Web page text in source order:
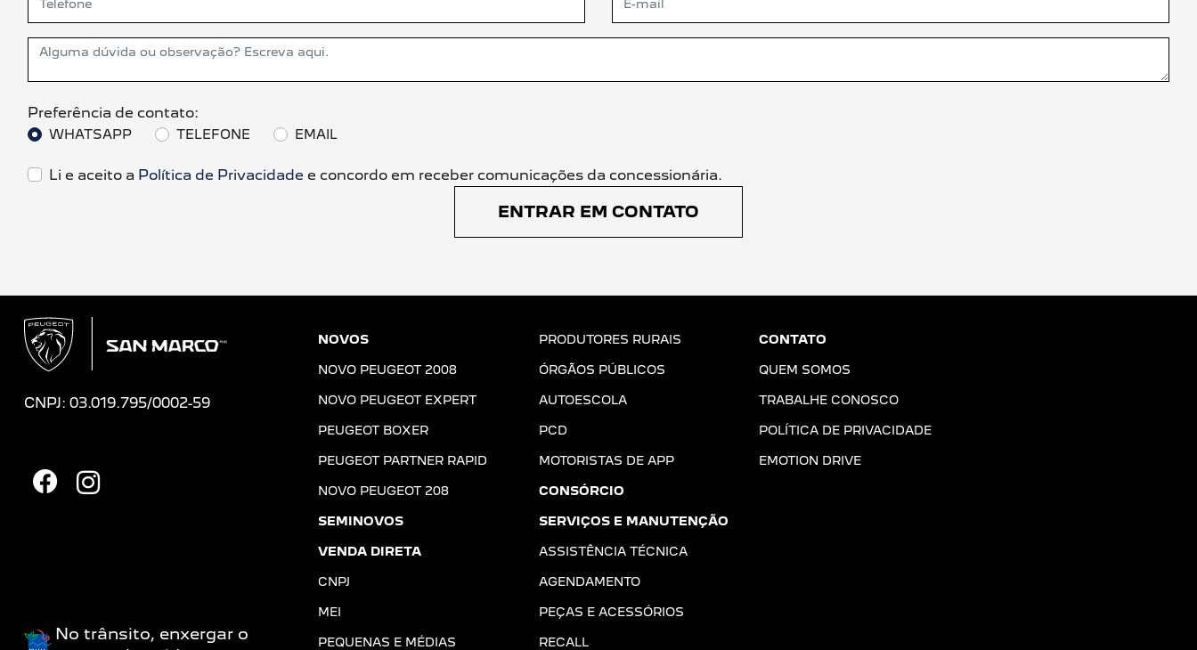
Preferência de contato:
WHATSAPP TELEFONE EMAIL
Li e aceito a Política de Privacidade e concordo em receber comunicações da concessionária.
ENTRAR EM CONTATO
CNPJ: 03.019.795/0002-59
No trânsito, enxergar o
NOVOS
NOVO PEUGEOT 2008
NOVO PEUGEOT EXPERT
PEUGEOT BOXER
PEUGEOT PARTNER RAPID
NOVO PEUGEOT 208
SEMINOVOS
VENDA DIRETA
CNPJ
MEI
PEQUENAS E MÉDIAS
PRODUTORES RURAIS
ÓRGÃOS PÚBLICOS
AUTOESCOLA
PCD
MOTORISTAS DE APP
CONSÓRCIO
SERVIÇOS E MANUTENÇÃO
ASSISTÊNCIA TÉCNICA
AGENDAMENTO
PEÇAS E ACESSÓRIOS
RECALL
CONTATO
QUEM SOMOS
TRABALHE CONOSCO
POLÍTICA DE PRIVACIDADE
EMOTION DRIVE